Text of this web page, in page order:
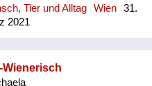
Tier und Alltag Wien
31.
2021
Wienerisch